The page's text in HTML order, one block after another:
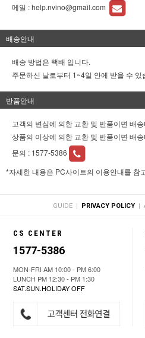
메일 :help.nvino@gmail.com
배송안내
배송 방법은 택배 입니다.
주문하신 날로부터 1~4일 안에 받을 수 있
반품안내
고객의 변심에 의한 교환 및 반품이면 배
상품의 이상에 의한 교환 및 반품이면 배
문의 : 1577-5386
*자세한 내용은 PC사이트의 이용안내를 참
GUIDE | PRIVACY POLICY |
CS CENTER
1577-5386
MON-FRI AM 10:00 - PM 6:00
LUNCH PM 12:30 - PM 1:30
SAT.SUN.HOLIDAY OFF